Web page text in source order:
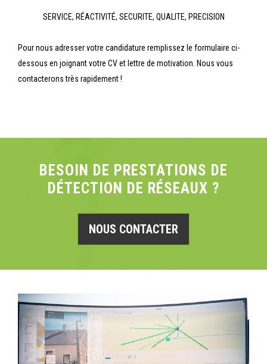
SERVICE, RÉACTIVITÉ, SECURITE, QUALITE, PRECISION
Pour nous adresser votre candidature remplissez le formulaire ci-
dessous en joignant votre CV et lettre de motivation. Nous vous
contacterons très rapidement !
BESOIN DE PRESTATIONS DE
DÉTECTION DE RÉSEAUX ?
NOUS CONTACTER